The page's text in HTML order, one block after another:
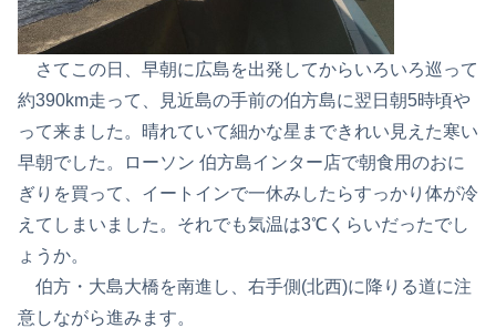
さてこの日、早朝に広島を出発してからいろいろ巡って
約390km走って、見近島の手前の伯方島に翌日朝5時頃や
って来ました。晴れていて細かな星まできれい見えた寒い
早朝でした。ローソン 伯方島インター店で朝食用のおに
ぎりを買って、イートインで一休みしたらすっかり体が冷
えてしまいました。それでも気温は3℃くらいだったでし
ょうか。
伯方・大島大橋を南進し、右手側(北西)に降りる道に注
意しながら進みます。